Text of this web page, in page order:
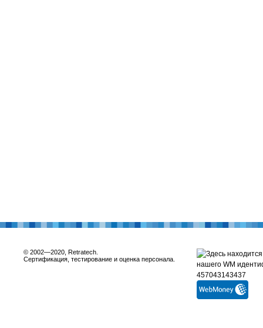
© 2002—2020, Retratech.
Сертификация, тестирование и оценка персонала.